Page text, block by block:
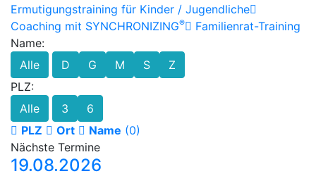
Ermutigungstraining für Kinder / Jugendliche
Coaching mit SYNCHRONIZING®
Familienrat-Training
Name:
Alle
D G M S
Z
PLZ:
Alle
3
6
PLZ
Ort Name (0)
Nächste Termine
19.08.2026